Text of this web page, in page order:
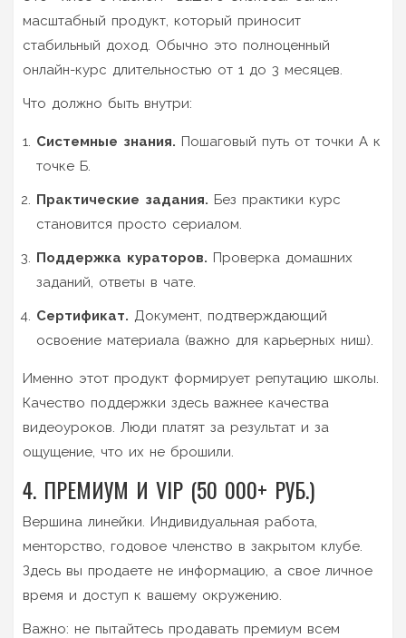
масштабный продукт, который приносит
стабильный доход. Обычно это полноценный
онлайн-курс длительностью от 1 до 3 месяцев.
Что должно быть внутри:
Системные знания. Пошаговый путь от точки А к
точке Б.
Практические задания. Без практики курс
становится просто сериалом.
Поддержка кураторов. Проверка домашних
заданий, ответы в чате.
Сертификат. Документ, подтверждающий
освоение материала (важно для карьерных ниш).
Именно этот продукт формирует репутацию школы.
Качество поддержки здесь важнее качества
видеоуроков. Люди платят за результат и за
ощущение, что их не брошили.
4. ПРЕМИУМ И VIP (50 000+ РУБ.)
Вершина линейки. Индивидуальная работа,
менторство, годовое членство в закрытом клубе.
Здесь вы продаете не информацию, а свое личное
время и доступ к вашему окружению.
Важно: не пытайтесь продавать премиум всем